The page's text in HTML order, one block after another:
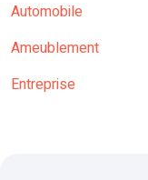
Automobile
Ameublement
Entreprise